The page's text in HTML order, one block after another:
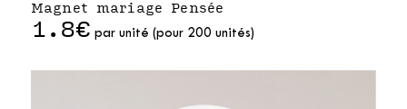
Magnet mariage Pensée
1.8€ par unité (pour 200 unités)